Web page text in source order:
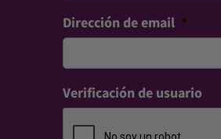
Dirección de email *
Verificación de usuario